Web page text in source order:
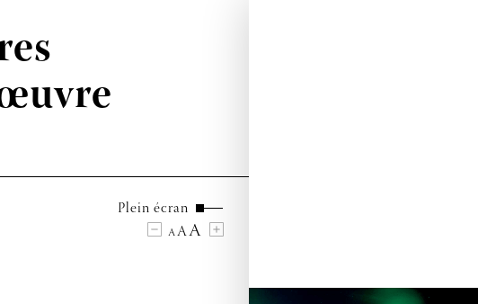
Plein écran
AAA